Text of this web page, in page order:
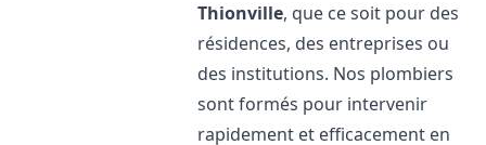
Thionville, que ce soit pour des
résidences, des entreprises ou
des institutions. Nos plombiers
sont formés pour intervenir
rapidement et efficacement en